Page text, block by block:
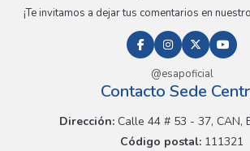
¡Te invitamos a dejar tus comentarios en
@esapoficial
Contacto Sede
Dirección:Calle 44 # 53 - 37, CAN,
Código postal: 111321